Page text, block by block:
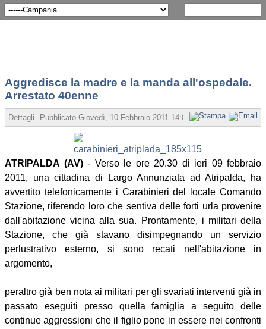
Aggredisce la madre e la manda all'ospedale.
Arrestato 40enne
Dettagli Pubblicato Giovedì, 10 Febbraio 2011 14:06 Scritto da
ATRIPALDA (AV)- Verso le ore 20.30 di ieri 09 febbraio
2011, una cittadina di Largo Annunziata ad Atripalda, ha
avvertito telefonicamente i Carabinieri del locale Comando
Stazione, riferendo loro che sentiva delle forti urla provenire
dall'abitazione vicina alla sua. Prontamente, i militari della
Stazione, che già stavano disimpegnando un servizio
perlustrativo esterno, si sono recati nell'abitazione in
argomento,
peraltro già ben nota ai militari per gli svariati interventi già in
passato eseguiti presso quella famiglia a seguito delle
continue aggressioni che il figlio pone in essere nei confronti